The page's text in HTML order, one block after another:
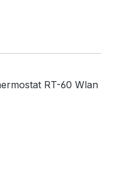
RT-60 Wlan